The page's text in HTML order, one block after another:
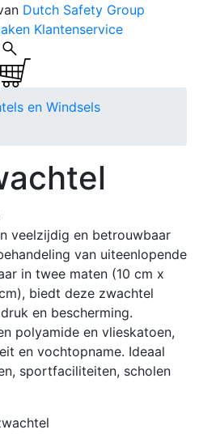
Dutch Safety Group
Klantenservice
en Windsels
veelzijdig en betrouwbaar
van uiteenlopende
in twee maten (10 cm x
biedt deze zwachtel
en bescherming.
polyamide en vlieskatoen,
en vochtopname. Ideaal
sportfaciliteiten, scholen